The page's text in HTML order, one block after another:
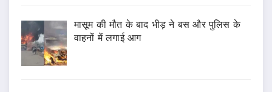
मासूम की मौत के बाद भीड़ ने बस और पुलिस के
वाहनों में लगाई आग